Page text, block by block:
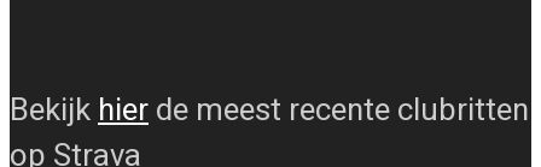
Bekijk hierde meest recente clubritten
op Strava